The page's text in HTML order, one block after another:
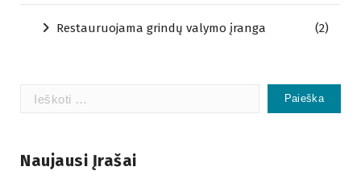
Restauruojama grindų valymo įranga (2)
Ieškoti:
Naujausi Įrašai